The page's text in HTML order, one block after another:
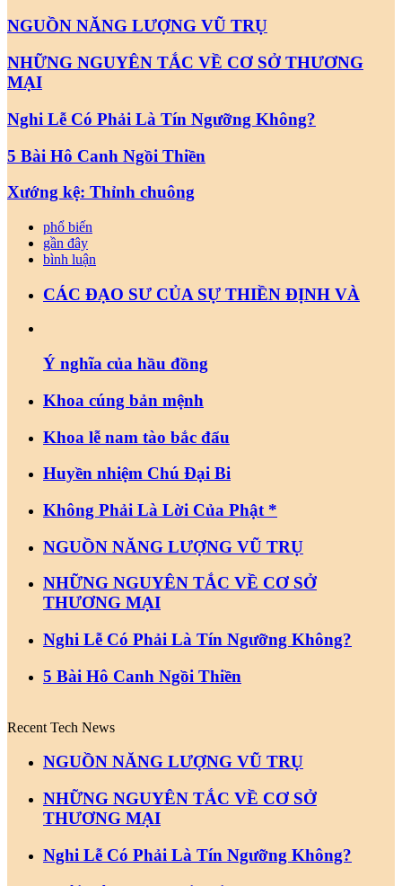
NGUỒN NĂNG LƯỢNG VŨ TRỤ
NHỮNG NGUYÊN TẮC VỀ CƠ SỞ THƯƠNG
MẠI
Nghi Lễ Có Phải Là Tín Ngưỡng Không?
5 Bài Hô Canh Ngồi Thiền
Xướng kệ: Thỉnh chuông
phổ biến
gần đây
bình luận
CÁC ĐẠO SƯ CỦA SỰ THIỀN ĐỊNH VÀ
Ý nghĩa của hầu đồng
Khoa cúng bản mệnh
Khoa lễ nam tào bắc đẩu
Huyền nhiệm Chú Đại Bi
Không Phải Là Lời Của Phật *
NGUỒN NĂNG LƯỢNG VŨ TRỤ
NHỮNG NGUYÊN TẮC VỀ CƠ SỞ
THƯƠNG MẠI
Nghi Lễ Có Phải Là Tín Ngưỡng Không?
5 Bài Hô Canh Ngồi Thiền
Recent Tech News
NGUỒN NĂNG LƯỢNG VŨ TRỤ
NHỮNG NGUYÊN TẮC VỀ CƠ SỞ
THƯƠNG MẠI
Nghi Lễ Có Phải Là Tín Ngưỡng Không?